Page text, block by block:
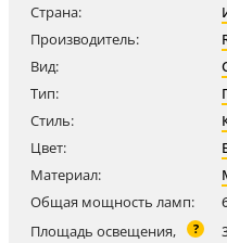
Страна:
Производитель:
Вид:
Тип:
Стиль:
Цвет:
Материал:
Общая мощность ламп:
Площадь освещения,
?